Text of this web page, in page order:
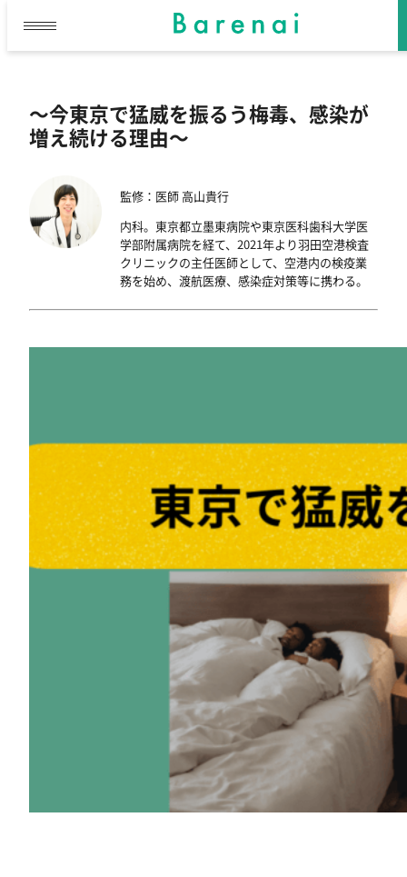
～今東京で猛威を振るう梅毒、感染が
増え続ける理由～
監修：医師 高山貴行
内科。東京都立墨東病院や東京医科歯科大学医
学部附属病院を経て、2021年より羽田空港検査
クリニックの主任医師として、空港内の検疫業
務を始め、渡航医療、感染症対策等に携わる。